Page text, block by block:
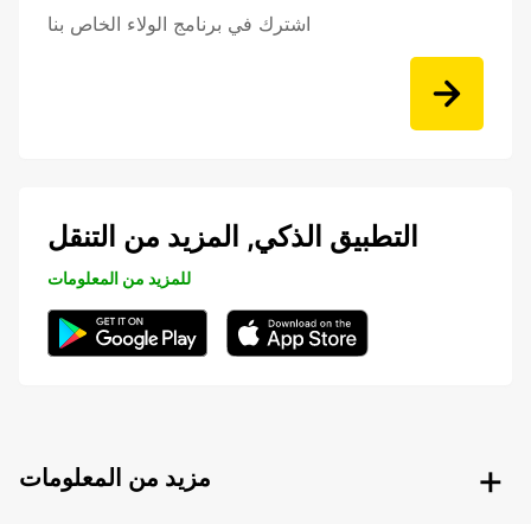
اشترك في برنامج الولاء الخاص بنا
التطبيق الذكي, المزيد من التنقل
للمزيد من المعلومات
مزيد من المعلومات